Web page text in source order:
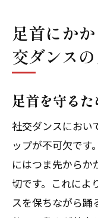
足首にか
交ダンス
足首を守る
社交ダンスにおい
ップが不可欠です
にはつま先からか
切です。これによ
スを保ちながら踊